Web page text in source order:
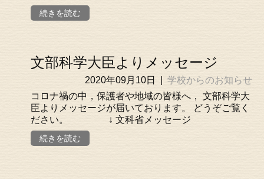
続きを読む
文部科学大臣よりメッセージ
2020年09月10日
学校からのお知らせ
コロナ禍の中，保護者や地域の皆様へ， 文部科学大
臣よりメッセージが届いております。 どうぞご覧く
ださい。 ↓ 文科省メッセージ
続きを読む